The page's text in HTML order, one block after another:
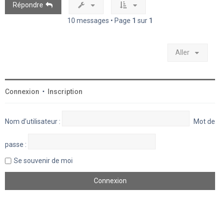
Répondre
10 messages • Page 1 sur 1
Aller
Connexion • Inscription
Nom d’utilisateur : Mot de
passe :
Se souvenir de moi